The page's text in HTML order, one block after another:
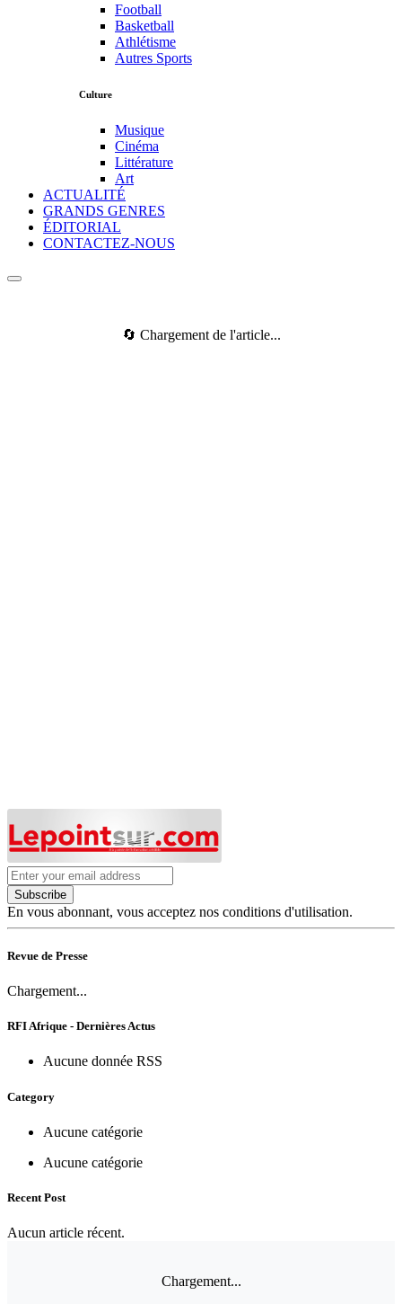
Football
Basketball
Athlétisme
Autres Sports
Culture
Musique
Cinéma
Littérature
Art
ACTUALITÉ
GRANDS GENRES
ÉDITORIAL
CONTACTEZ-NOUS
🔄 Chargement de l'article...
Subscribe
En vous abonnant, vous acceptez nos conditions d'utilisation.
Revue de Presse
Chargement...
RFI Afrique - Dernières Actus
Aucune donnée RSS
Category
Aucune catégorie
Aucune catégorie
Recent Post
Aucun article récent.
Chargement...